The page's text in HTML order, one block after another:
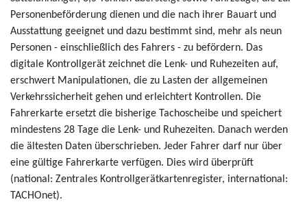
Personenbeförderung dienen und die nach ihrer Bauart und
Ausstattung geeignet und dazu bestimmt sind, mehr als neun
Personen - einschließlich des Fahrers - zu befördern. Das
digitale Kontrollgerät zeichnet die Lenk- und Ruhezeiten auf,
erschwert Manipulationen, die zu Lasten der allgemeinen
Verkehrssicherheit gehen und erleichtert Kontrollen. Die
Fahrerkarte ersetzt die bisherige Tachoscheibe und speichert
mindestens 28 Tage die Lenk- und Ruhezeiten. Danach werden
die ältesten Daten überschrieben. Jeder Fahrer darf nur über
eine gültige Fahrerkarte verfügen. Dies wird überprüft
(national: Zentrales Kontrollgerätkartenregister, international:
TACHOnet).